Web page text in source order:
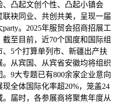
凸起文创个性、凸起小镇会
袂同业、共创共美，呈现一届
。2025年服贸会招商招展工
至目前，近70个国度和国际组
5个打算单列市、新疆出产扶
从宾国、从宾省安徽均将组织
9大专题已有800余家企业意向
全体国际化率超20%，笼盖24
届时，各参展商将聚焦年度从